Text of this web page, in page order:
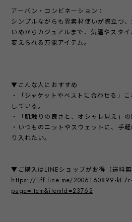
アーバン・コンビネーション：
シンプルながらも異素材使いが際立つ
いめからカジュアルまで、気温やスタ
変えられる万能アイテム。
▼こんな人におすすめ
・「ジャケットやベストに合わせる」
している。
・「肌触りの良さと、オシャレ見え」の
・いつものニットやスウェットに、手
り入れたい。
▼ご購入はLINEショップがお得（送料無
https://liff.line.me/2006160899-
page=item&itemId=23762